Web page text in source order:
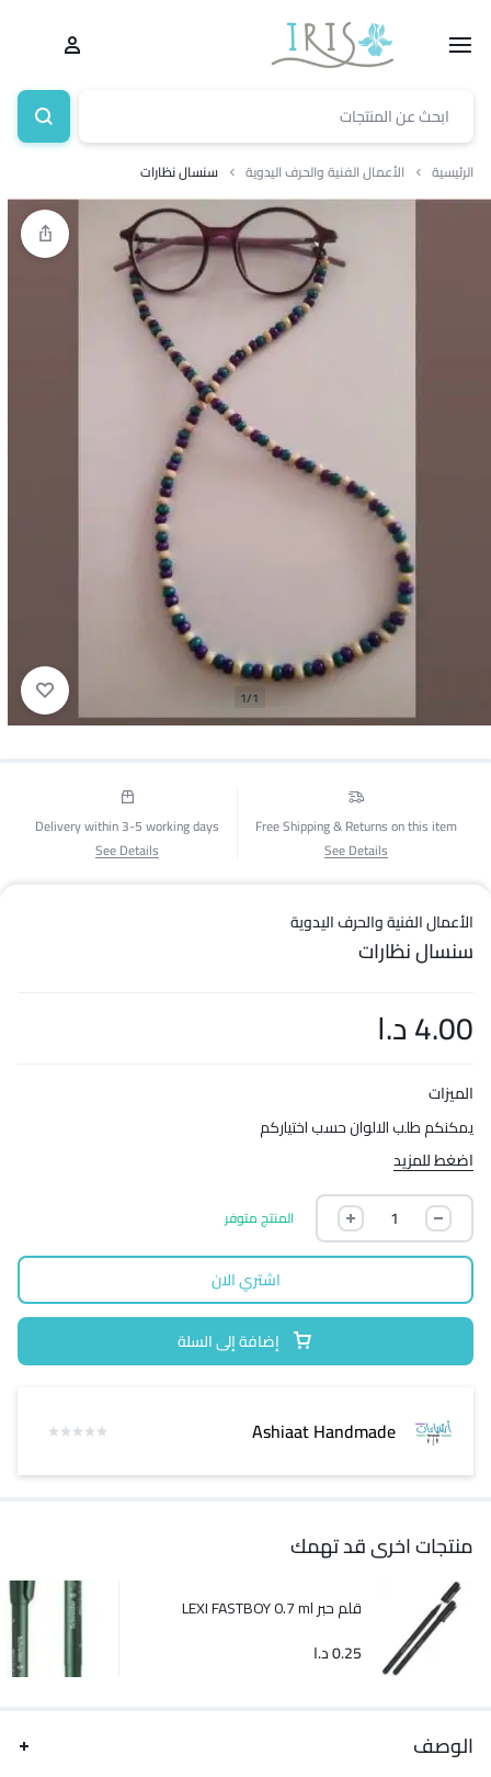
الرئيسية الأعمال الفنية والحرف اليدوية سنسال نظارات
1/1
Free Shipping & Returns on this item
See Details
Delivery within 3-5 working days
See Details
الأعمال الفنية والحرف اليدوية
سنسال نظارات
4.00د.ا
الميزات
يمكنكم طلب الالوان حسب اختياركم
اضغط للمزيد
المنتج متوفر
إضافة إلى السلة
اشتري الان
Ashiaat Handmade
منتجات اخرى قد تهمك
قلم حبر LEXI FASTBOY 0.7 ml
0.25د.ا
الوصف